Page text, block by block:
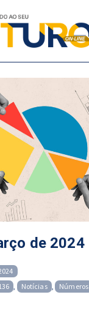
de 2024
, Notícias , Números